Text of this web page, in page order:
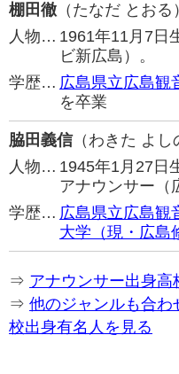
棚田徹 （たなだ とおる）
人物… 1961年11月7日
ビ新広島）。
学歴… 広島県立広島観
を卒業
脇田義信（わきた よし
人物… 1945年1月27日
アナウンサー（
学歴… 広島県立広島観
大学（現・広島
⇒ アナウンサー出身高
⇒ 他のジャンルも合わ
校出身有名人を見る